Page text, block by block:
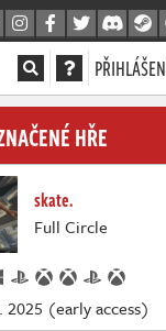
HŘE
skate.
Full Circle
2025 (early access)